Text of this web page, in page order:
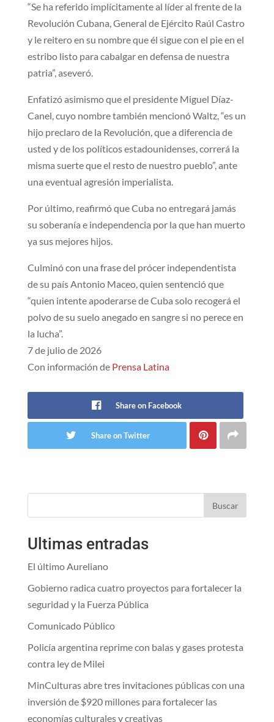
“Se ha referido implícitamente al líder al frente de la
Revolución Cubana, General de Ejército Raúl Castro
y le reitero en su nombre que él sigue con el pie en el
estribo listo para cabalgar en defensa de nuestra
patria”, aseveró.
Enfatizó asimismo que el presidente Miguel Díaz-
Canel, cuyo nombre también mencionó Waltz, “es un
hijo preclaro de la Revolución, que a diferencia de
usted y de los políticos estadounidenses, correrá la
misma suerte que el resto de nuestro pueblo”, ante
una eventual agresión imperialista.
Por último, reafirmó que Cuba no entregará jamás
su soberanía e independencia por la que han muerto
ya sus mejores hijos.
Culminó con una frase del prócer independentista
de su país Antonio Maceo, quien sentenció que
“quien intente apoderarse de Cuba solo recogerá el
polvo de su suelo anegado en sangre si no perece en
la lucha”.
7 de julio de 2026
Con información de Prensa Latina
Share on Facebook
Share on Twitter
Buscar
Ultimas entradas
El último Aureliano
Gobierno radica cuatro proyectos para fortalecer la
seguridad y la Fuerza Pública
Comunicado Público
Policía argentina reprime con balas y gases protesta
contra ley de Milei
MinCulturas abre tres invitaciones públicas con una
inversión de $920 millones para fortalecer las
economías culturales y creativas